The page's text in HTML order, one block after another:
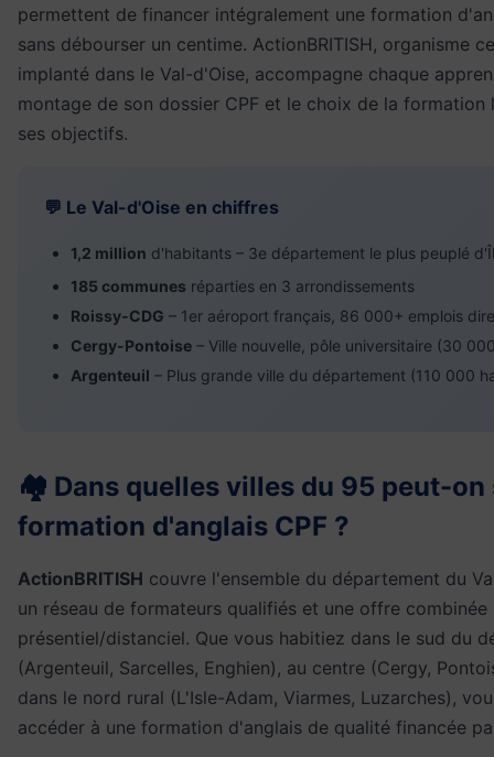
permettent de financer intégralement une formation
sans débourser un centime. ActionBRITISH, organisme
implanté dans le Val-d'Oise, accompagne chaque
montage de son dossier CPF et le choix de la formation
ses objectifs.
💬 Le Val-d'Oise en chiffres
1,2 million d'habitants – 3e département le plus peuplé
185 communes réparties en 3 arrondissements
Roissy-CDG – 1er aéroport français, 86 000+ emplois
Cergy-Pontoise – Ville nouvelle, pôle universitaire (30
Argenteuil – Plus grande ville du département (110 000
🏘️ Dans quelles villes du 95 peut-on
formation d'anglais CPF ?
ActionBRITISH couvre l'ensemble du département du
un réseau de formateurs qualifiés et une offre combinée
présentiel/distanciel. Que vous habitiez dans le sud du
(Argenteuil, Sarcelles, Enghien), au centre (Cergy,
dans le nord rural (L'Isle-Adam, Viarmes, Luzarches),
accéder à une formation d'anglais de qualité financée